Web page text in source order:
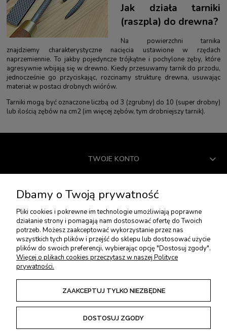
Jak działa tarniki
(raszpla) do drewna?
Na powierzchni tarnika
znajdziemy charakterystyczne nacięcia ustawione w rzędach
naprzemiennie. To jakby pojedyncze trójkątne i pochylone zęby, które
agresywnie wbijają się w drewno. Kiedy przesuwamy tarnik do przodu,
jednocześnie go przyciskając, rozcinamy strukturę drewna, usuwając
materiał w postaci drobnych wiórów.
Tarniki mogą być oznaczone liczbą od 3 (zgrubny) do 10 (super drobny)
lub ilością zębów na cm2 (im więcej zębów, tym drobniejszy tarnik).
TWOJE KONTO
USŁUGI DODATKOWE
PŁATNOŚCI I DOSTAWA
ZWROTY I REKLAMACJE
Dbamy o Twoją prywatność
Pliki cookies i pokrewne im technologie umożliwiają poprawne
działanie strony i pomagają nam dostosować ofertę do Twoich
potrzeb. Możesz zaakceptować wykorzystanie przez nas
wszystkich tych plików i przejść do sklepu lub dostosować użycie
plików do swoich preferencji, wybierając opcję "Dostosuj zgody".
Więcej o plikach cookies przeczytasz w naszej Polityce
prywatności.
ZAAKCEPTUJ TYLKO NIEZBĘDNE
DOSTOSUJ ZGODY